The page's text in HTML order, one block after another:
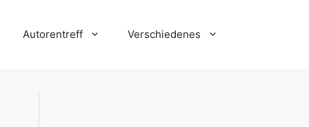
Autorentreff Verschiedenes